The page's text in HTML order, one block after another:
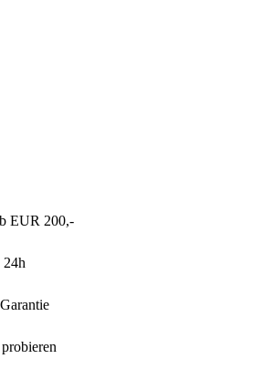
EUR 200,-
24h